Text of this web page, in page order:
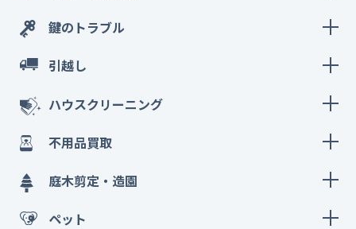
鍵のトラブル
引越し
ハウスクリーニング
不用品買取
庭木剪定・造園
ペット